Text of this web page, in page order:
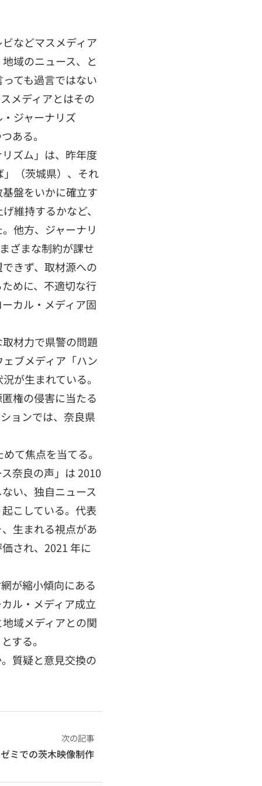
などマスメディア
域のニュース、と
ても過言ではない
メディアとはその
ジャーナリズ
ある。
ズム」は、昨年度
（茨城県）、それ
盤をいかに確立す
維持するかなど、
他方、ジャーナリ
ざまな制約が課せ
きず、取材源への
めに、不適切な行
カル・メディア固
材力で県警の問題
ブメディア「ハン
が生まれている。
権の侵害に当たる
ョンでは、奈良県
て焦点を当てる。
奈良の声」は 2010
い、独自ニュース
こしている。代表
生まれる視点があ
され、2021 年に
が縮小傾向にある
ル・メディア成立
域メディアとの関
する。
質疑と意見交換の
次の記事
ゼミでの茨木映像制作